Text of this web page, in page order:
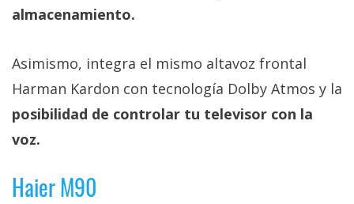
almacenamiento.
Asimismo, integra el mismo altavoz frontal
Harman Kardon con tecnología Dolby Atmos y la
posibilidad de controlar tu televisor con la
voz.
Haier M90